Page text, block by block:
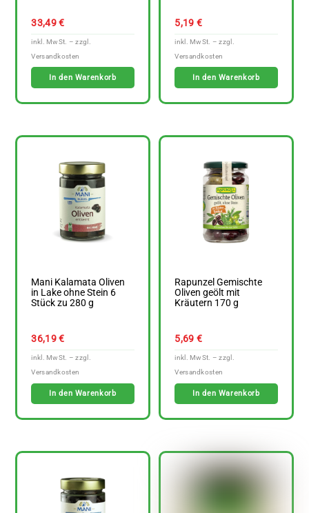
33,49€
In den Warenkorb
5,19 €
In den Warenkorb
Mani Kalamata Oliven
in Lake ohne Stein 6
Stück zu 280 g
36,19€
In den Warenkorb
Rapunzel Gemischte
Oliven geölt mit
Kräutern 170 g
5,69 €
In den Warenkorb